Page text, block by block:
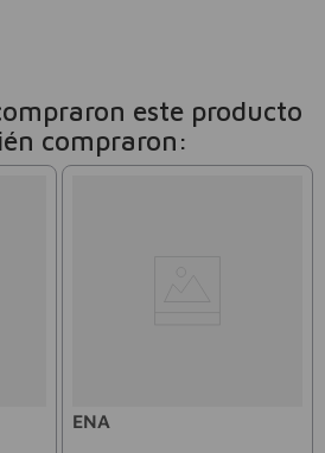
este producto
compraron:
ENA